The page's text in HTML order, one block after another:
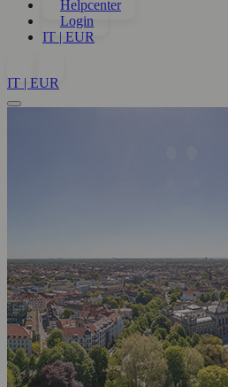
Helpcenter
Login
IT | EUR
IT | EUR